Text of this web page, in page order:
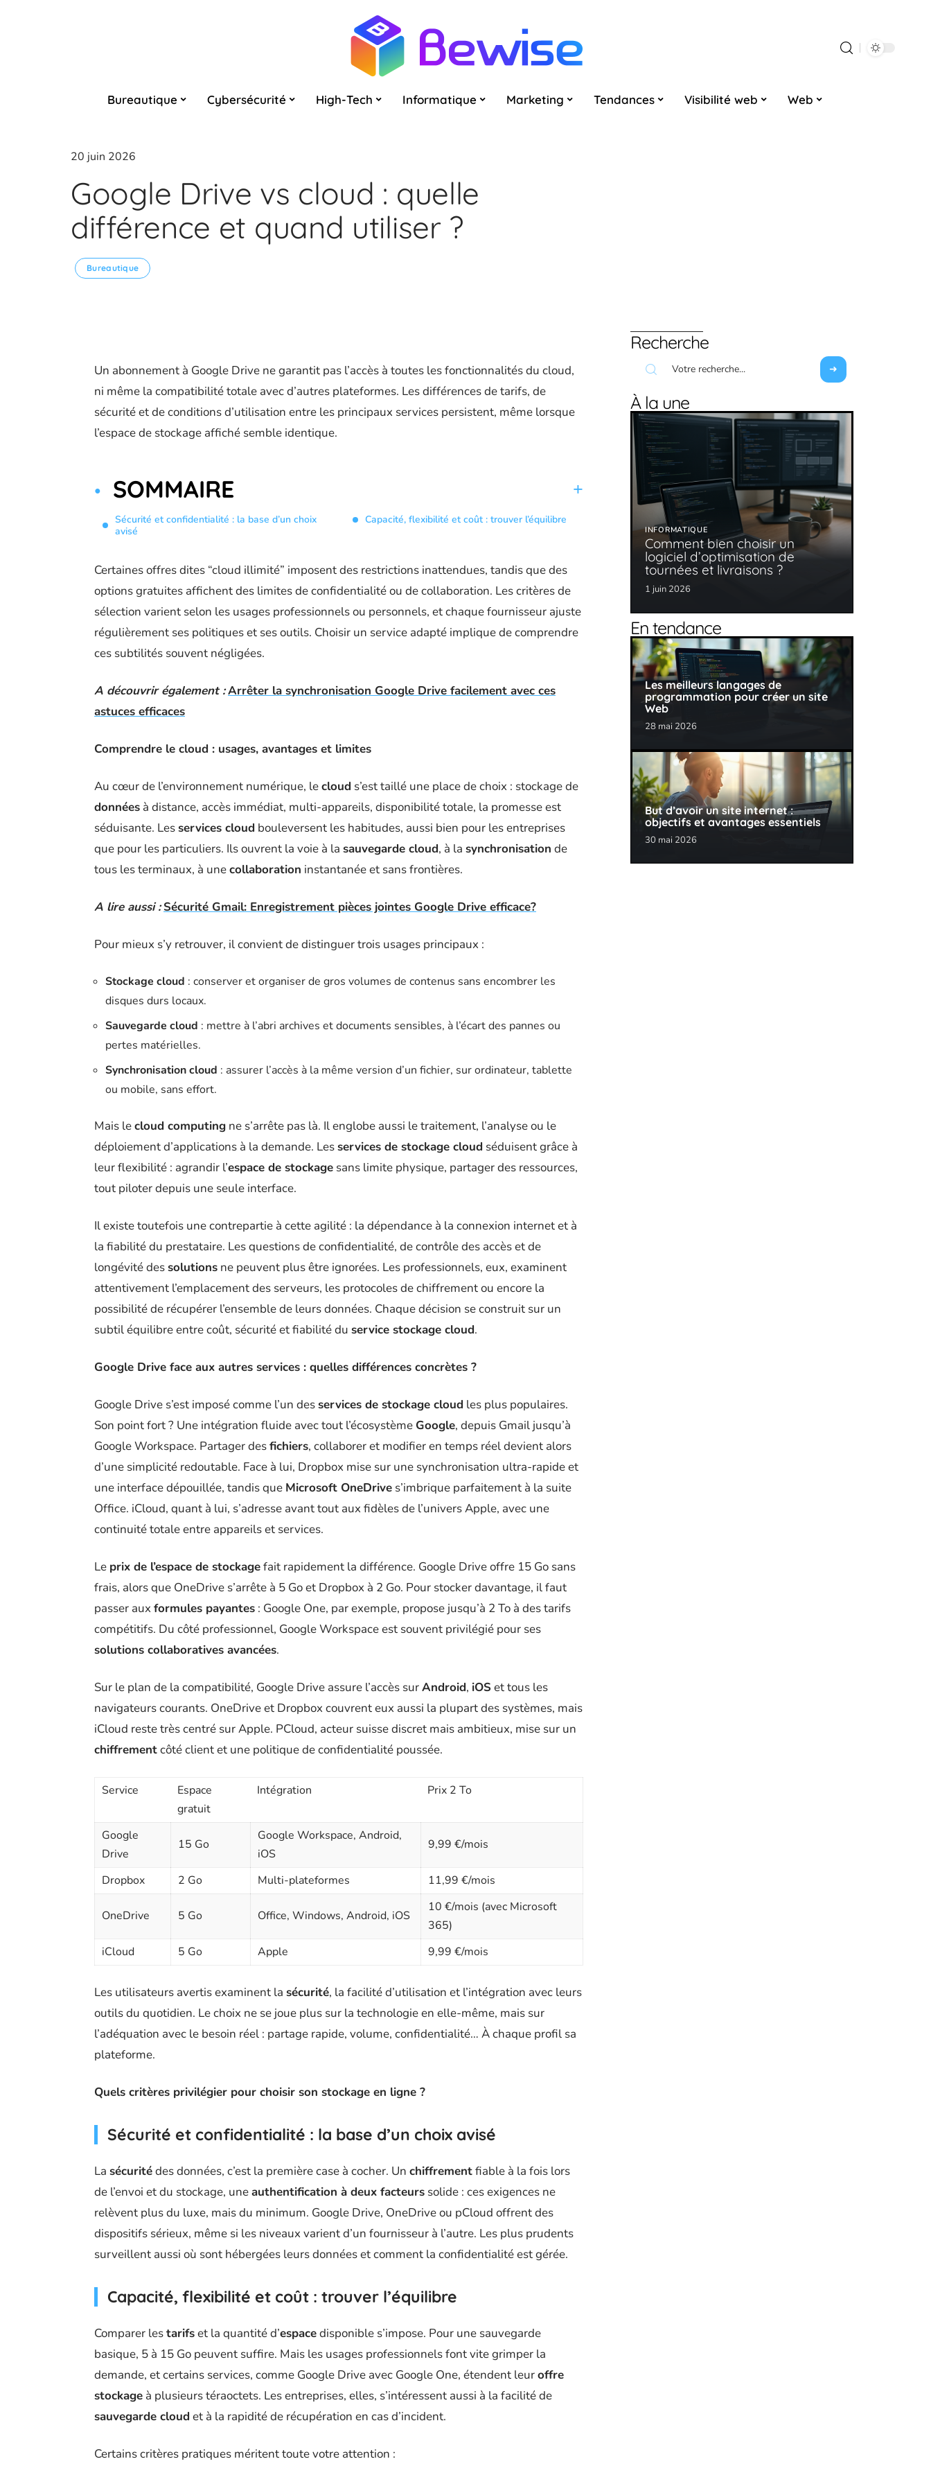
Bureautique Cybersécurité High-Tech Informatique Marketing Tendances Visibilité web Web
20 juin 2026
Google Drive vs cloud : quelle
différence et quand utiliser ?
Bureautique
Un abonnement à Google Drive ne garantit pas l’accès à toutes les fonctionnalités du cloud,
ni même la compatibilité totale avec d’autres plateformes. Les différences de tarifs, de
sécurité et de conditions d’utilisation entre les principaux services persistent, même lorsque
l’espace de stockage affiché semble identique.
SOMMAIRE
Sécurité et confidentialité : la base d’un choix
avisé
Capacité, flexibilité et coût : trouver l’équilibre
Certaines offres dites “cloud illimité” imposent des restrictions inattendues, tandis que des
options gratuites affichent des limites de confidentialité ou de collaboration. Les critères de
sélection varient selon les usages professionnels ou personnels, et chaque fournisseur ajuste
régulièrement ses politiques et ses outils. Choisir un service adapté implique de comprendre
ces subtilités souvent négligées.
A découvrir également :Arrêter la synchronisation Google Drive facilement avec ces
astuces efficaces
Comprendre le cloud : usages, avantages et limites
Au cœur de l’environnement numérique, lecloud s’est taillé une place de choix : stockage de
données à distance, accès immédiat, multi-appareils, disponibilité totale, la promesse est
séduisante. Lesservices cloud bouleversent les habitudes, aussi bien pour les entreprises
que pour les particuliers. Ils ouvrent la voie à la sauvegarde cloud, à la synchronisation de
tous les terminaux, à unecollaboration instantanée et sans frontières.
A lire aussi : Sécurité Gmail: Enregistrement pièces jointes Google Drive efficace?
Pour mieux s’y retrouver, il convient de distinguer trois usages principaux :
Stockage cloud : conserver et organiser de gros volumes de contenus sans encombrer les
disques durs locaux.
Sauvegarde cloud : mettre à l’abri archives et documents sensibles, à l’écart des pannes ou
pertes matérielles.
Synchronisation cloud : assurer l’accès à la même version d’un fichier, sur ordinateur, tablette
ou mobile, sans effort.
Mais lecloud computing ne s’arrête pas là. Il englobe aussi le traitement, l’analyse ou le
déploiement d’applications à la demande. Lesservices de stockage cloud séduisent grâce à
leur flexibilité : agrandir l’espace de stockage sans limite physique, partager des ressources,
tout piloter depuis une seule interface.
Il existe toutefois une contrepartie à cette agilité : la dépendance à la connexion internet et à
la fiabilité du prestataire. Les questions de confidentialité, de contrôle des accès et de
longévité dessolutions ne peuvent plus être ignorées. Les professionnels, eux, examinent
attentivement l’emplacement des serveurs, les protocoles de chiffrement ou encore la
possibilité de récupérer l’ensemble de leurs données. Chaque décision se construit sur un
subtil équilibre entre coût, sécurité et fiabilité du service stockage cloud.
Google Drive face aux autres services : quelles différences concrètes ?
Google Drive s’est imposé comme l’un desservices de stockage cloud les plus populaires.
Son point fort ? Une intégration fluide avec tout l’écosystème Google, depuis Gmail jusqu’à
Google Workspace. Partager desfichiers, collaborer et modifier en temps réel devient alors
d’une simplicité redoutable. Face à lui, Dropbox mise sur une synchronisation ultra-rapide et
une interface dépouillée, tandis que Microsoft OneDrive s’imbrique parfaitement à la suite
Office. iCloud, quant à lui, s’adresse avant tout aux fidèles de l’univers Apple, avec une
continuité totale entre appareils et services.
Le prix de l’espace de stockagefait rapidement la différence. Google Drive offre 15 Go sans
frais, alors que OneDrive s’arrête à 5 Go et Dropbox à 2 Go. Pour stocker davantage, il faut
passer aux formules payantes : Google One, par exemple, propose jusqu’à 2 To à des tarifs
compétitifs. Du côté professionnel, Google Workspace est souvent privilégié pour ses
solutions collaboratives avancées.
Sur le plan de la compatibilité, Google Drive assure l’accès surAndroid, iOSet tous les
navigateurs courants. OneDrive et Dropbox couvrent eux aussi la plupart des systèmes, mais
iCloud reste très centré sur Apple. PCloud, acteur suisse discret mais ambitieux, mise sur un
chiffrementcôté client et une politique de confidentialité poussée.
Service
Espace
gratuit
Intégration Prix 2 To
Google
Drive
15 Go
Google Workspace, Android,
iOS
9,99 €/mois
Dropbox 2 Go Multi-plateformes 11,99 €/mois
OneDrive 5 Go Office, Windows, Android, iOS
10 €/mois (avec Microsoft
365)
iCloud
5 Go Apple 9,99 €/mois
Les utilisateurs avertis examinent la sécurité, la facilité d’utilisation et l’intégration avec leurs
outils du quotidien. Le choix ne se joue plus sur la technologie en elle-même, mais sur
l’adéquation avec le besoin réel : partage rapide, volume, confidentialité… À chaque profil sa
plateforme.
Quels critères privilégier pour choisir son stockage en ligne ?
Sécurité et confidentialité : la base d’un choix avisé
La sécuritédes données, c’est la première case à cocher. Un chiffrementfiable à la fois lors
de l’envoi et du stockage, uneauthentification à deux facteurs solide : ces exigences ne
relèvent plus du luxe, mais du minimum. Google Drive, OneDrive ou pCloud offrent des
dispositifs sérieux, même si les niveaux varient d’un fournisseur à l’autre. Les plus prudents
surveillent aussi où sont hébergées leurs données et comment la confidentialité est gérée.
Capacité, flexibilité et coût : trouver l’équilibre
Comparer lestarifset la quantité d’espacedisponible s’impose. Pour une sauvegarde
basique, 5 à 15 Go peuvent suffire. Mais les usages professionnels font vite grimper la
demande, et certains services, comme Google Drive avec Google One, étendent leuroffre
stockage à plusieurs téraoctets. Les entreprises, elles, s’intéressent aussi à la facilité de
sauvegarde cloud et à la rapidité de récupération en cas d’incident.
Certains critères pratiques méritent toute votre attention :
Recherche
À la une
INFORMATIQUE
Comment bien choisir un
logiciel d’optimisation de
tournées et livraisons ?
1 juin 2026
En tendance
Les meilleurs langages de
programmation pour créer un site
Web
28 mai 2026
But d’avoir un site internet :
objectifs et avantages essentiels
30 mai 2026